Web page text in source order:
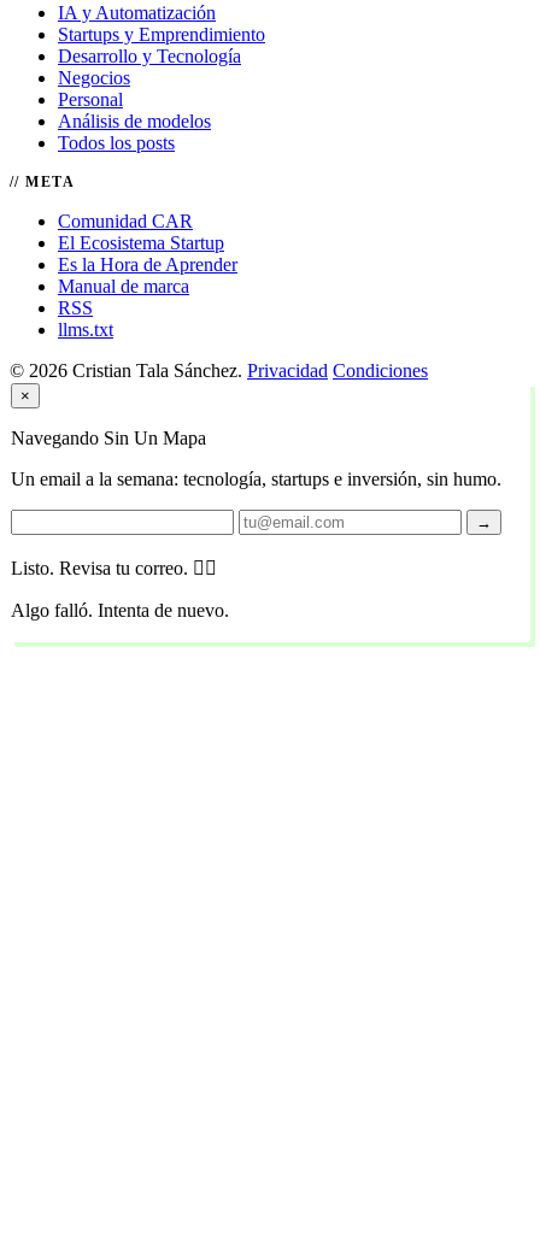
IA y Automatización
Startups y Emprendimiento
Desarrollo y Tecnología
Negocios
Personal
Análisis de modelos
Todos los posts
META
Comunidad CAR
El Ecosistema Startup
Es la Hora de Aprender
Manual de marca
RSS
llms.txt
© 2026 Cristian Tala Sánchez. Privacidad Condiciones
×
Navegando Sin Un Mapa
Un email a la semana: tecnología, startups e inversión, sin humo.
→
Listo. Revisa tu correo. 🏴‍☠️
Algo falló. Intenta de nuevo.